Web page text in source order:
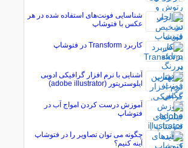
شناسایی فونت‌های استفاده شده در هر
عکس با فتوشاپ
کاربرد Transform در فتوشاپ
آشنایی با نرم افزار گرافیکی ادوبی
ایلوستریتور (adobe illustrator)
آموزش درست کردن امواج آب در
فتوشاپ
چگونه می توان تصاویر را در فتوشاپ
آینه کنیم؟